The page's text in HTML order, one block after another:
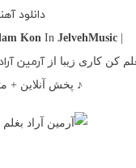
دانلود
| Download Song
KonIn JelvehMusic |
کن کاری زیبا ازآرمین
♪ پخش آنلاین +